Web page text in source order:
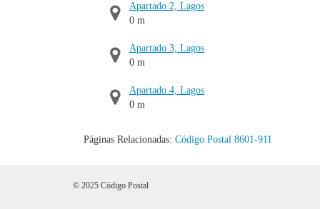
Apartado 2, Lagos
0 m
Apartado 3, Lagos
0 m
Apartado 4, Lagos
0 m
Páginas Relacionadas: Código Postal 8601-911
© 2025 Código Postal